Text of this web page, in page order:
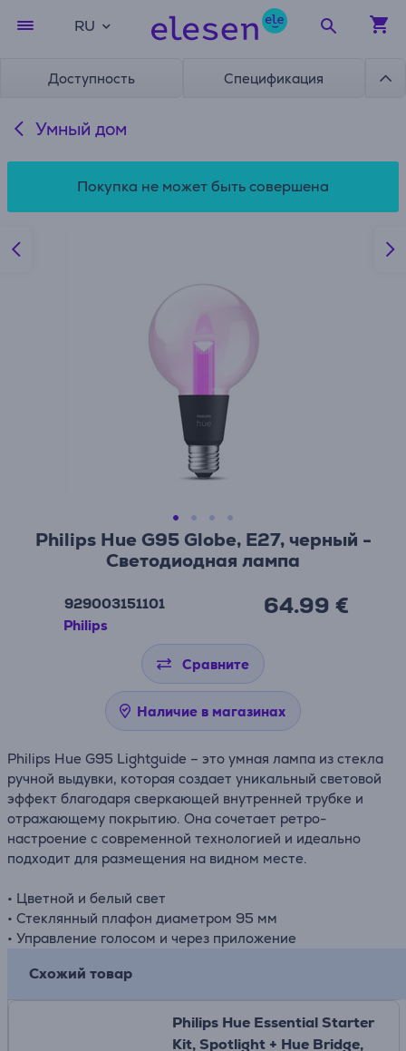
RU
Доступность Спецификация
Умный дом
Покупка не может быть совершена
Philips Hue G95 Globe, E27, черный -
Светодиодная лампа
929003151101
Philips
64.99 €
Сравните
Наличие в магазинах
Philips Hue G95 Lightguide – это умная лампа из стекла
ручной выдувки, которая создает уникальный световой
эффект благодаря сверкающей внутренней трубке и
отражающему покрытию. Она сочетает ретро-
настроение с современной технологией и идеально
подходит для размещения на видном месте.
• Цветной и белый свет
• Стеклянный плафон диаметром 95 мм
• Управление голосом и через приложение
Схожий товар
Philips Hue Essential Starter
Kit, Spotlight + Hue Bridge,